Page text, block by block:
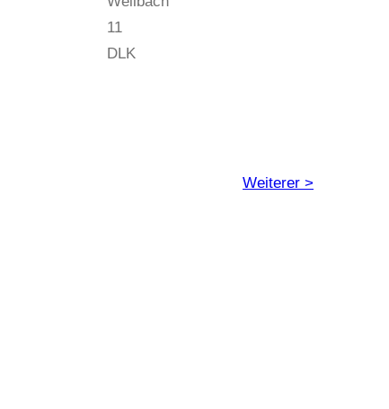
11
DLK
Weiterer >